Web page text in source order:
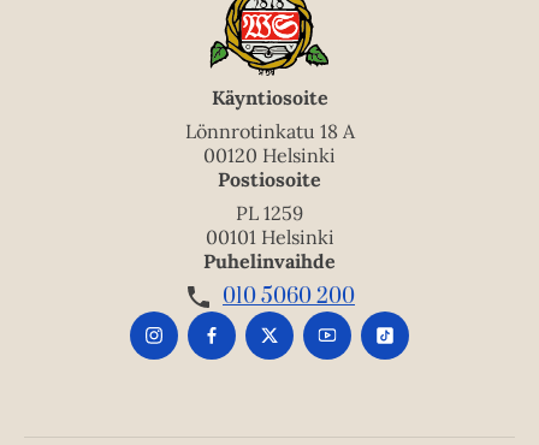
Käyntiosoite
Lönnrotinkatu 18 A
00120 Helsinki
Postiosoite
PL 1259
00101 Helsinki
Puhelinvaihde
010 5060 200